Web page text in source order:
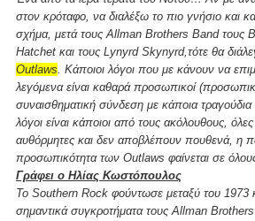
στον κρόταφο, να διαλέξω το πιο γνήσιο και
σχήμα, μετά τους Allman Brothers Band τους
Hatchet και τους Lynyrd Skynyrd,τότε θα
Outlaws . Κάποιοι λόγοι που με κάνουν να
λεγόμενα είναι καθαρά προσωπικοί
συναισθηματική σύνδεση με κάποια τραγούδια
λόγοι είναι κάποιοι από τους ακόλουθους, όλες
αυθόρμητες και δεν αποβλέπουν πουθενά, η
προσωπικότητα των Outlaws φαίνεται σε
Γράφει ο Ηλίας Κωστόπουλος
Το Southern Rock φούντωσε μεταξύ του 1973
σημαντικά συγκροτήματα τους Allman